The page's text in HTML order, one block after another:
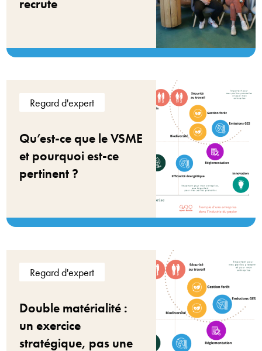
recrute
Regard d'expert
Qu’est-ce que le VSME
et pourquoi est-ce
pertinent ?
Regard d'expert
Double matérialité :
un exercice
stratégique, pas une